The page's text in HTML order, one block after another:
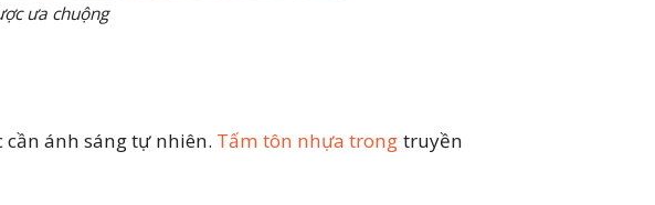
ưa chuộng
ánh sáng tự nhiên. Tấm tôn nhựa trong truyền